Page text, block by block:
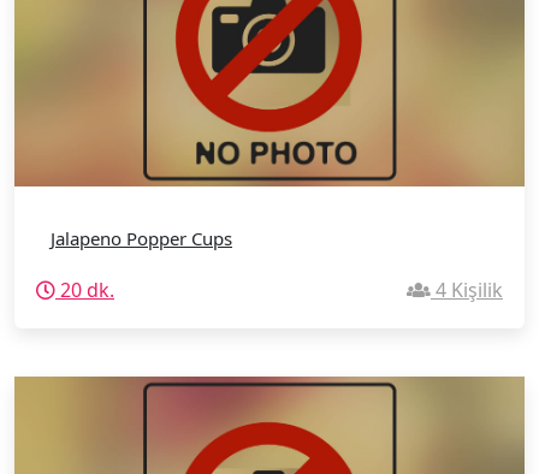
Jalapeno Popper Cups
20 dk. 4 Kişilik